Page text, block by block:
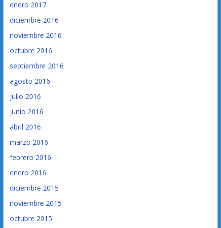
enero 2017
diciembre 2016
noviembre 2016
octubre 2016
septiembre 2016
agosto 2016
julio 2016
junio 2016
abril 2016
marzo 2016
febrero 2016
enero 2016
diciembre 2015
noviembre 2015
octubre 2015